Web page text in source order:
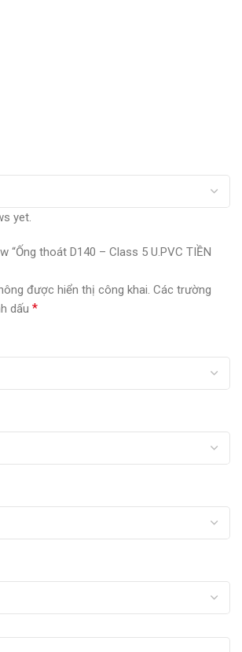
yet.
“Ống thoát D140 – Class 5 U.PVC TIỀN
được hiển thị công khai. Các trường
dấu *